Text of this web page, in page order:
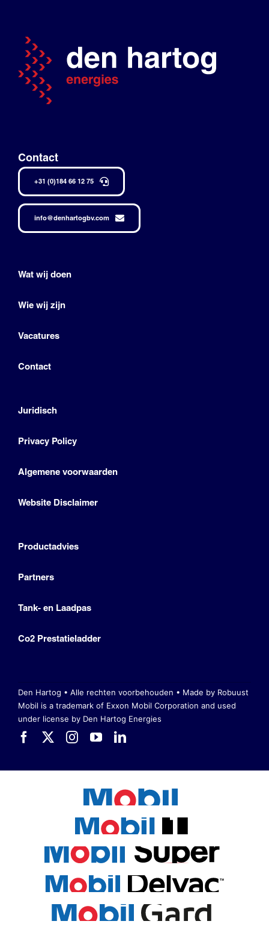
Contact
+31 (0)184 66 12 75
info@denhartogbv.com
Wat wij doen
Wie wij zijn
Vacatures
Contact
Juridisch
Privacy Policy
Algemene voorwaarden
Website Disclaimer
Productadvies
Partners
Tank- en Laadpas
Co2 Prestatieladder
Den Hartog • Alle rechten voorbehouden • Made by Robuust
Mobil is a trademark of Exxon Mobil Corporation and used
under license by Den Hartog Energies